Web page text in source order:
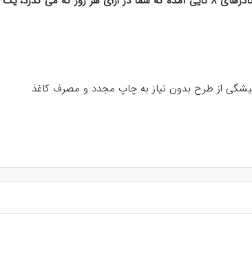
از طرح بدون نیاز به چاپ مجدد و مصرف کاغذ